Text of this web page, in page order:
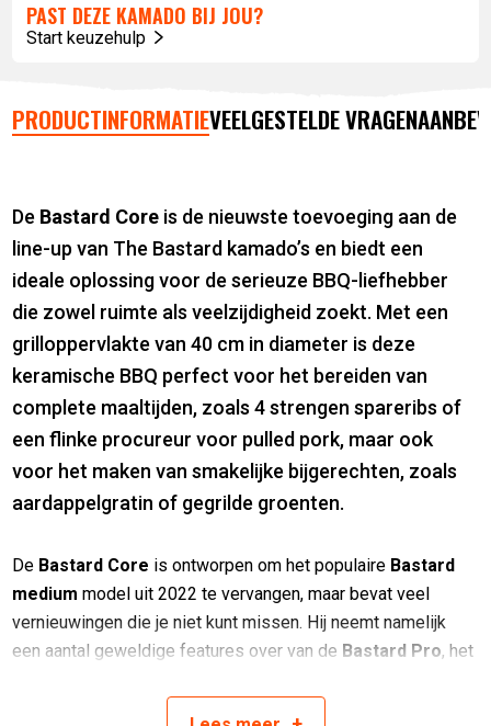
PAST DEZE KAMADO BIJ JOU?
Start keuzehulp
PRODUCTINFORMATIEVEELGESTELDE VRAGEN
De Bastard Core is de nieuwste toevoeging aan de
line-up van The Bastard kamado’s en biedt een
ideale oplossing voor de serieuze BBQ-liefhebber
die zowel ruimte als veelzijdigheid zoekt. Met een
grilloppervlakte van 40 cm in diameter is deze
keramische BBQ perfect voor het bereiden van
complete maaltijden, zoals 4 strengen spareribs of
een flinke procureur voor pulled pork, maar ook
voor het maken van smakelijke bijgerechten, zoals
aardappelgratin of gegrilde groenten.
De Bastard Core is ontworpen om het populaire Bastard
medium model uit 2022 te vervangen, maar bevat veel
vernieuwingen die je niet kunt missen. Hij neemt namelijk
een aantal geweldige features over van de Bastard Pro, het